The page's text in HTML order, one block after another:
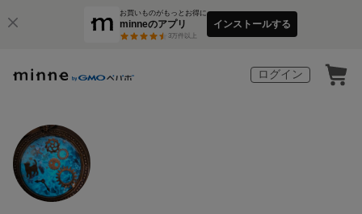
お買いものがもっとお得に
minneのアプリ
3万件以上
インストールする
ログイン